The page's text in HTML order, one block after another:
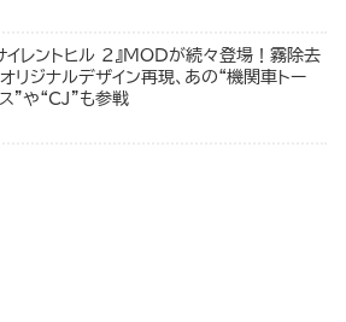
イレントヒル 2』MODが続々登場！霧除去
リジナルデザイン再現、あの“機関車トー
”や“CJ”も参戦